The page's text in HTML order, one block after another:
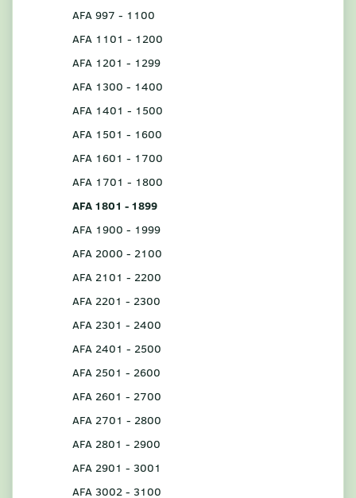
AFA 997 - 1100
AFA 1101 - 1200
AFA 1201 - 1299
AFA 1300 - 1400
AFA 1401 - 1500
AFA 1501 - 1600
AFA 1601 - 1700
AFA 1701 - 1800
AFA 1801 - 1899
AFA 1900 - 1999
AFA 2000 - 2100
AFA 2101 - 2200
AFA 2201 - 2300
AFA 2301 - 2400
AFA 2401 - 2500
AFA 2501 - 2600
AFA 2601 - 2700
AFA 2701 - 2800
AFA 2801 - 2900
AFA 2901 - 3001
AFA 3002 - 3100